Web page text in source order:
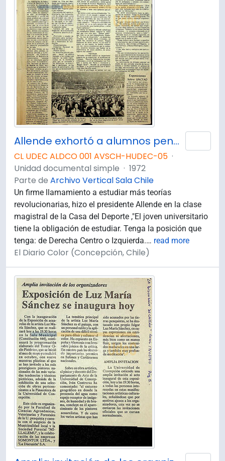
Allende exhortó a alumnos penquistas a estudiar más.
CL UDEC ALDCO 001 AVSCH-HUDEC-05 ·
Unidad documental simple · 1972
Parte de Archivo Vertical Sala Chile
Un firme llamamiento a estudiar más teorías
revolucionarias, hizo el presidente Allende en la clase
magistral de la Casa del Deporte ,"El joven universitario
tiene la obligación de estudiar. Tenga la posición que
tenga: de Derecha Centro o Izquierda.… read more
El Diario Color (Concepción, Chile)